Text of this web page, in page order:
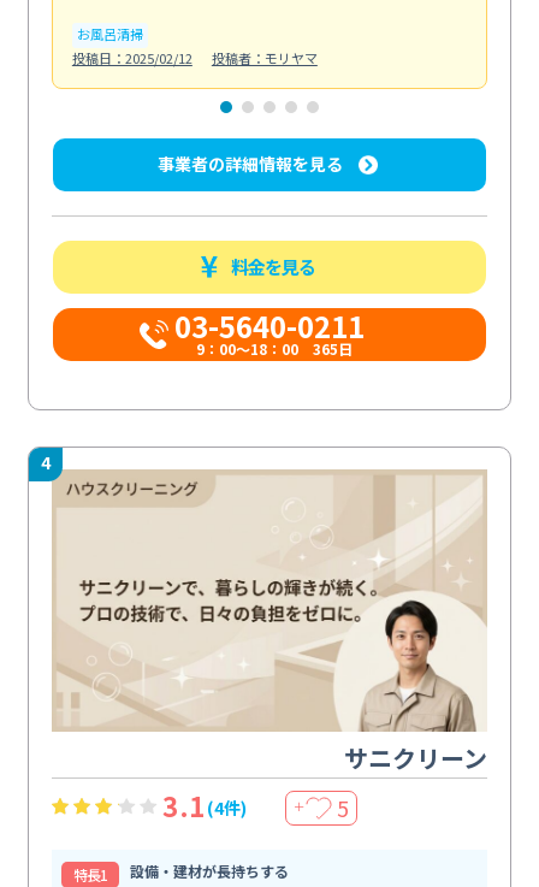
お風呂清掃
投稿日：2025/02/12
投稿者：モリヤマ
事業者の詳細情報を見る
料金を見る
03-5640-0211
9：00～18：00 365日
4
サニクリーン
3.1 (4件) ＋ 5
特⻑1
設備・建材が長持ちする